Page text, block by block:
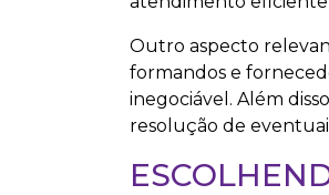
Outro aspecto
formandos e
inegociável. Além
resolução de